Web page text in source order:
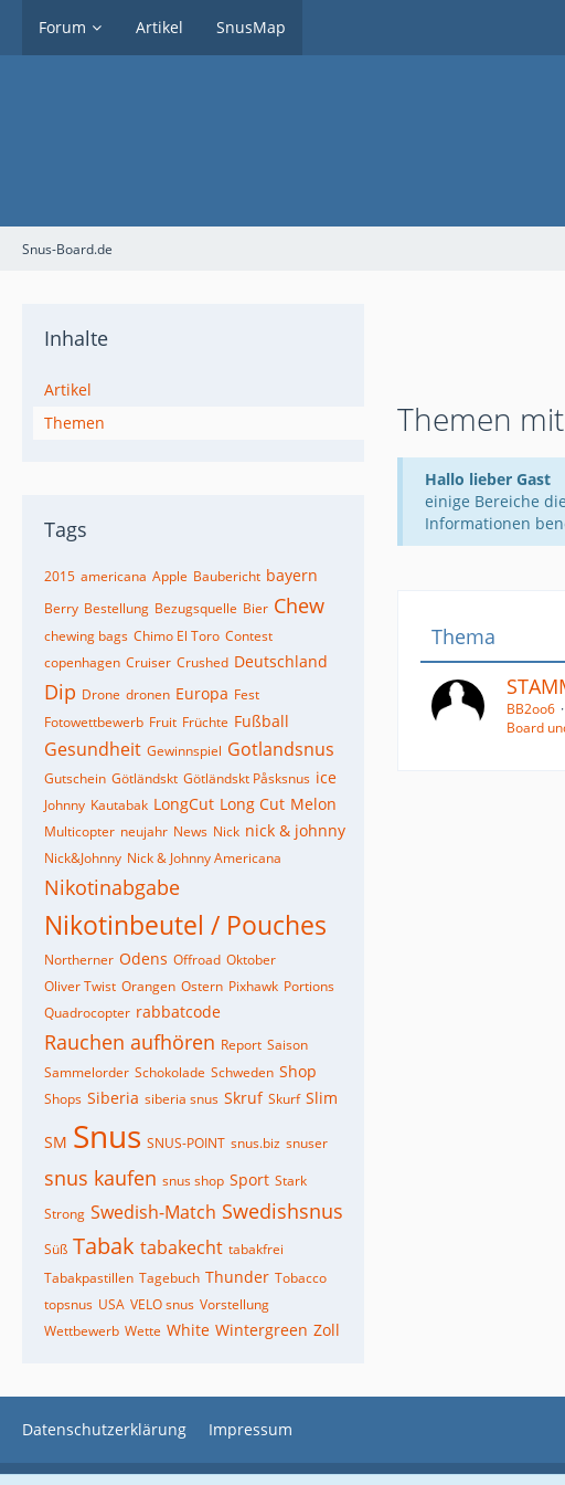
Forum Artikel SnusMap
Snus-Board.de
Inhalte
Artikel
Themen
Tags
2015 americana Apple Baubericht bayern
Berry Bestellung Bezugsquelle Bier Chew
chewing bags Chimo El Toro Contest
copenhagen Cruiser Crushed Deutschland
Dip Drone dronen Europa Fest
Fotowettbewerb Fruit Früchte Fußball
Gesundheit Gewinnspiel Gotlandsnus
Gutschein Götländskt Götländskt Påsksnus ice
Johnny Kautabak LongCut Long Cut Melon
Multicopter neujahr News Nick nick & johnny
Nick&Johnny Nick & Johnny Americana
Nikotinabgabe
Nikotinbeutel / Pouches
Northerner Odens Offroad Oktober
Oliver Twist Orangen Ostern Pixhawk Portions
Quadrocopter rabbatcode
Rauchen aufhören Report Saison
Sammelorder Schokolade Schweden Shop
Shops Siberia siberia snus Skruf Skurf Slim
SM Snus SNUS-POINT snus.biz snuser
snus kaufen snus shop Sport Stark
Strong Swedish-Match Swedishsnus
Süß Tabak tabakecht tabakfrei
Tabakpastillen Tagebuch Thunder Tobacco
topsnus USA VELO snus Vorstellung
Wettbewerb Wette White Wintergreen Zoll
Themen
Hallo lieber Gast
einige Bereiche
Informationen
Thema
BB2oo6
Board
Datenschutzerklärung Impressum